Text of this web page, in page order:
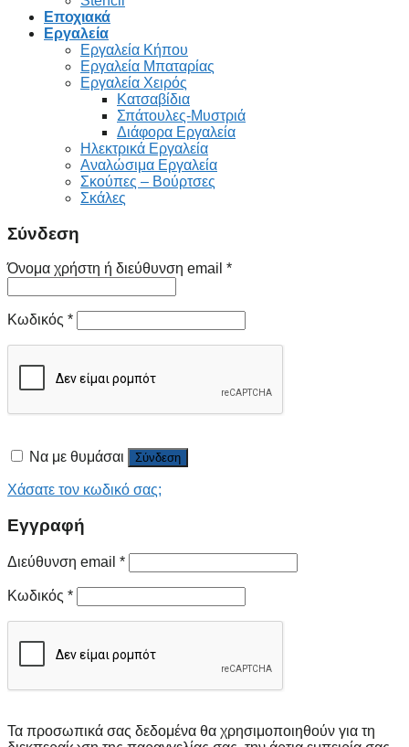
Εποχιακά
Εργαλεία
Εργαλεία Κήπου
Εργαλεία Μπαταρίας
Εργαλεία Χειρός
Κατσαβίδια
Σπάτουλες-Μυστριά
Διάφορα Εργαλεία
Ηλεκτρικά Εργαλεία
Αναλώσιμα Εργαλεία
Σκούπες – Βούρτσες
Σκάλες
Σύνδεση
Όνομα χρήστη ή διεύθυνση email *
Κωδικός *
Να με θυμάσαι Σύνδεση
Χάσατε τον κωδικό σας;
Εγγραφή
Διεύθυνση email *
Κωδικός *
Τα προσωπικά σας δεδομένα θα χρησιμοποιηθούν για τη